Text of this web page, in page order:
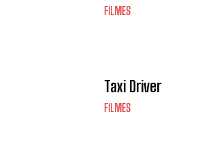
FILMES
Taxi Driver
FILMES